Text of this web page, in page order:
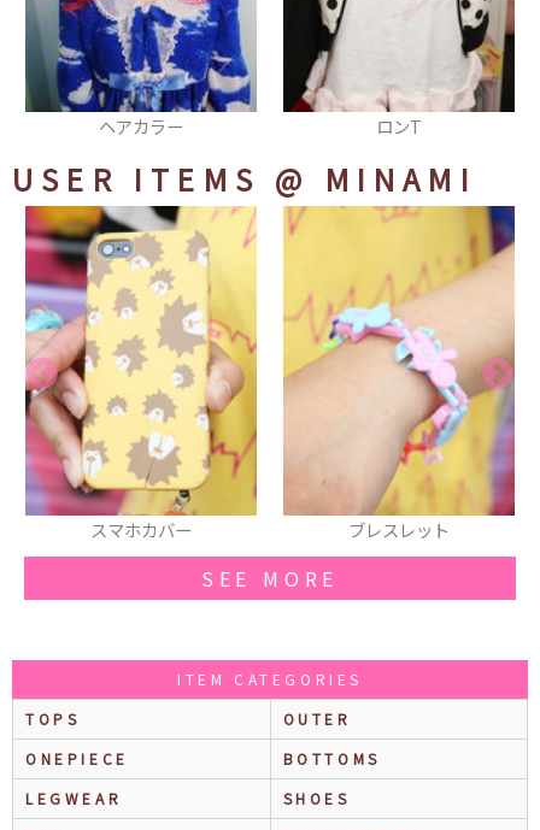
ロンT タンクトップ
USER ITEMS @ MINAMI
ブレスレット リング
SEE MORE
ITEM CATEGORIES
TOPS
OUTER
ONEPIECE
BOTTOMS
LEGWEAR
SHOES